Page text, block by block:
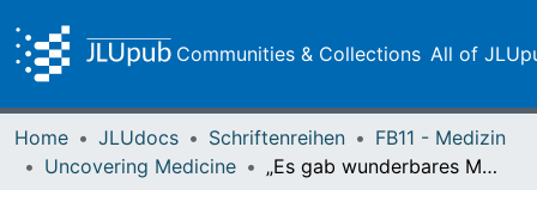
Communities & Collections All of
Home JLUdocs Schriftenreihen
FB11 - Medizin
Uncovering Medicine
„Es gab wunderbares Material unter diesen Gehirnen“: Hirnforschung im Kontext der „Euthanasie“, die Max-Planck-Gesellschaft und einige Fragen zur Ethik medizinischer Forschung